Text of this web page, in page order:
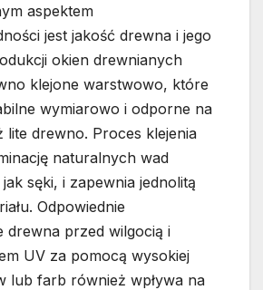
aspektem
jest jakość drewna i jego
okien drewnianych
klejone warstwowo, które
wymiarowo i odporne na
lite drewno. Proces klejenia
naturalnych wad
sęki, i zapewnia jednolitą
Odpowiednie
drewna przed wilgocią i
UV za pomocą wysokiej
lub farb również wpływa na